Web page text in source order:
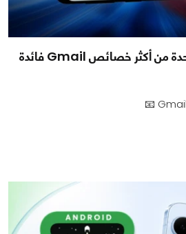
جوجل تستعد لإيقاف واحدة من أكثر خصائص Gmail فائدة